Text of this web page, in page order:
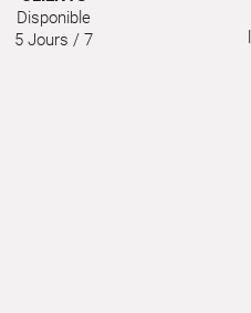
Disponible
5 Jours / 7